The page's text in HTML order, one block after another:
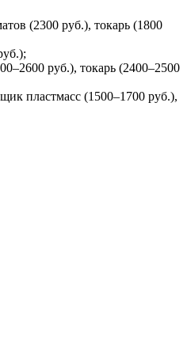
(2300 руб.), токарь (1800
руб.), токарь (2400–2500
пластмасс (1500–1700 руб.),